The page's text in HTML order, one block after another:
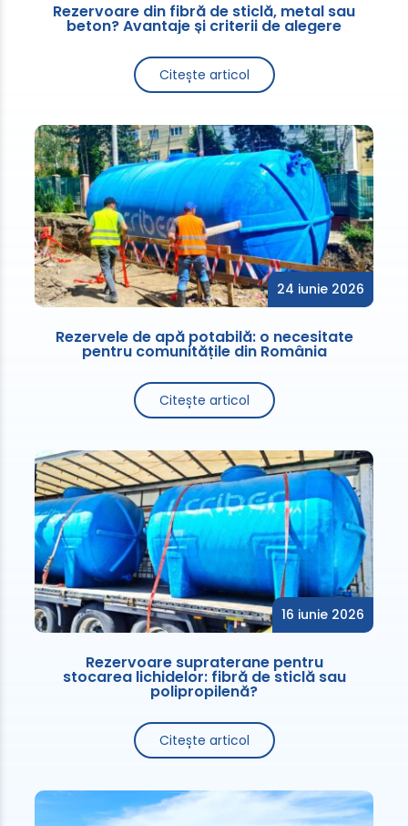
Rezervoare din fibră de sticlă, metal sau
beton? Avantaje și criterii de alegere
Citește articol
24 iunie 2026
Rezervele de apă potabilă: o necesitate
pentru comunitățile din România
Citește articol
16 iunie 2026
Rezervoare supraterane pentru
stocarea lichidelor: fibră de sticlă sau
polipropilenă?
Citește articol